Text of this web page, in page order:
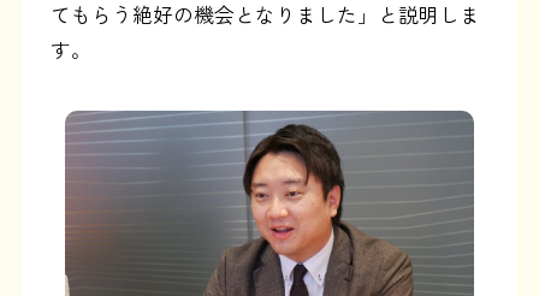
てもらう絶好の機会となりました」と説明しま
す。